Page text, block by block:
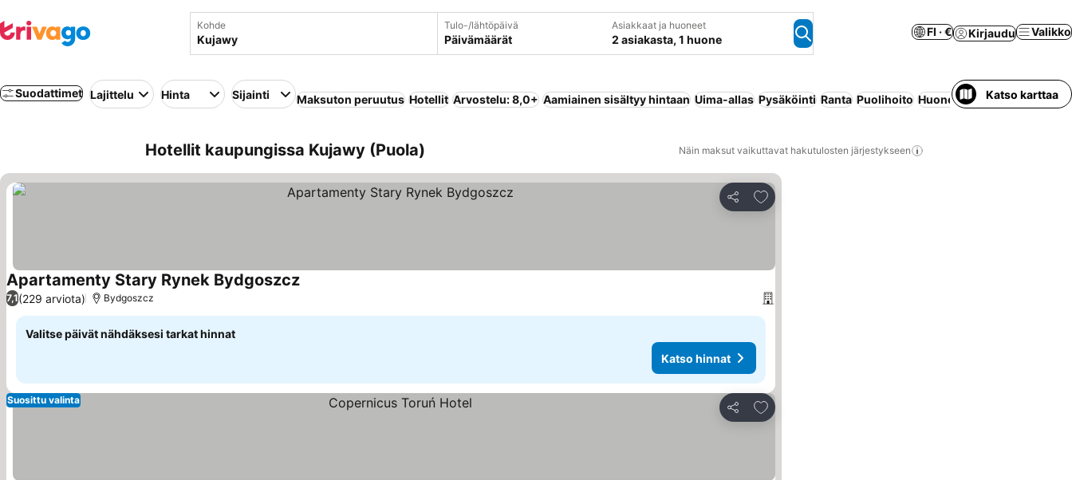
Kohde Tulo-/lähtöpäivä
Päivämäärät
Asiakkaat ja huoneet
2 asiakasta, 1 huone
FI · € Kirjaudu Valikko
Suodattimet Lajittelu Hinta Sijainti Maksuton peruutus Hotellit Arvostelu: 8,0+ Aamiainen sisältyy hintaan Uima-allas Pysäköinti Ranta Puolihoito Huoneisto palveluilla
Katso karttaa
Hotellit kaupungissa Kujawy (Puola) Näin maksut vaikuttavat hakutulosten järjestykseen
Jaa
Lisää suosikkeihin
Apartamenty Stary Rynek BydgoszczKatso hinnat
7,1(229 arviota) Bydgoszcz
Valitse päivät nähdäksesi tarkat hinnat
Katso hinnat
Jaa
Lisää suosikkeihin
Suosittu valinta